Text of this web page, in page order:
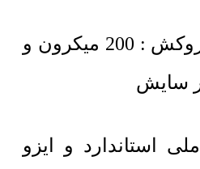
ضخامت لایه روکش : 200 میکرون و
سایش
استاندارد و ایزو